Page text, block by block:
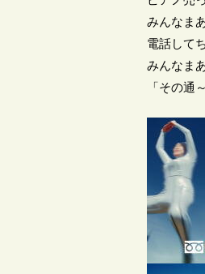
みんなま
電話して
みんなま
「その通